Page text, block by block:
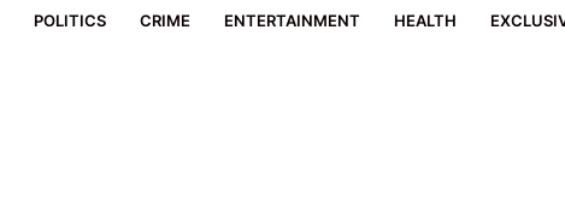
POLITICS CRIME ENTERTAINMENT HEALTH